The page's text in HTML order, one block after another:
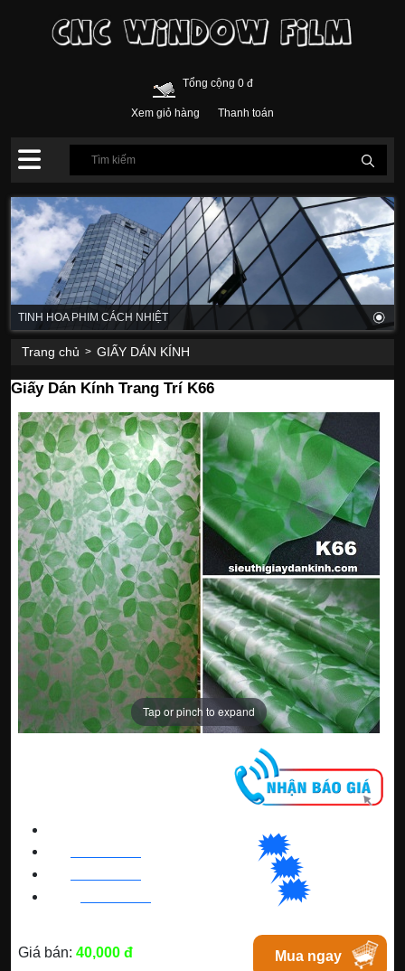
Tổng cộng 0 đ
Xem giỏ hàng Thanh toán
TINH HOA PHIM CÁCH NHIỆT
Trang chủ > GIẤY DÁN KÍNH
Giấy Dán Kính Trang Trí K66
Tap or pinch to expand
🗯
🗯
🗯
Giá bán: 40,000 đ Mua ngay